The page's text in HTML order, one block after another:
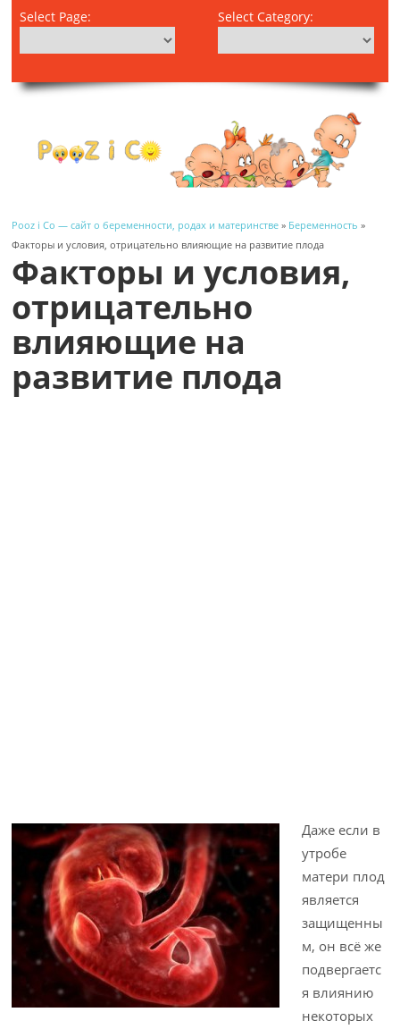
Select Page: Select Category:
Pooz i Co — сайт о беременности, родах и материнстве » Беременность »
Факторы и условия, отрицательно влияющие на развитие плода
Факторы и условия,
отрицательно
влияющие на
развитие плода
Даже если в
утробе
матери плод
является
защищенны
м, он всё же
подвергаетс
я влиянию
некоторых